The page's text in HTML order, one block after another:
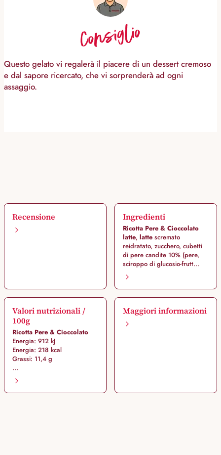
Consiglio
Questo gelato vi regalerà il piacere di un dessert cremoso
e dal sapore ricercato, che vi sorprenderà ad ogni
assaggio.
Recensione Ingredienti
Ricotta Pere & Cioccolato
latte, lattescremato
reidratato, zucchero, cubetti
di pere candite 10% (pere,
sciroppo di glucosio-frutt...
Valori nutrizionali /
100g
Ricotta Pere & Cioccolato
Energia: 912 kJ
Energia: 218 kcal
Grassi: 11,4 g
...
Maggiori informazioni